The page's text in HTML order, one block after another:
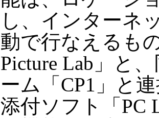
し、インターネ
動で行なえるも
Picture Lab」と
ーム「CP1」と
添付ソフト「PC